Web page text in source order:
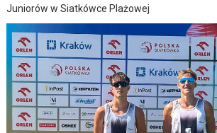
Juniorów w Siatkówce Plażowej